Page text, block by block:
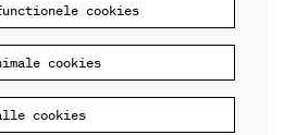
cookies
cookies
cookies